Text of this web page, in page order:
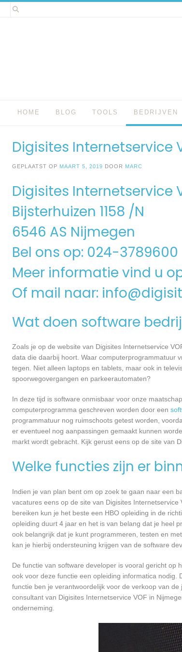
Spring
naar
HOME BLOG TOOLS BEDRIJVEN
Digisites Internetservice
GEPLAATST OP MAART 5, 2019 DOOR MARC
Digisites Internetservice
Bijsterhuizen 1158 /N
6546 AS Nijmegen
Bel ons op: 024-3789600
Meer informatie vind u
Of mail naar:
Wat doen software
Zoals je op de website van Digisites Internetservice
data die daarbij hoort. Waar computerprogrammatuur
tegen. Niet alleen laptops en tablets, maar ook in
spoorwegovergangen en parkeerautomaten?
In deze tijd is software onmisbaar voor onze
computerprogramma geschreven worden door een
programmatuur nog ruimschoots getest worden,
er eventueel nog aanpassingen gemaakt kunnen
markt wordt gebracht. Kijk gerust eens op de site van
Welke functies zijn er
Indien je van plan bent om op zoek te gaan naar een
vacatures eens op de site van Digisites
bereiken kun je het beste een HBO opleiding in de
opleiding duurt 4 jaar en het is van belang dat je heel
ook belangrijk dat je kunt programmeren, testen en
kan je hierbij ondersteuning krijgen van de software
De functie van software developer is vooral gericht op
ook voor deze functie een opleiding informatica nodig.
functie ben je verantwoordelijk voor de verkoop van
consultant van Digisites Internetservice VOF in
onderneming.